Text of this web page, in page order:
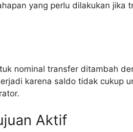
yang perlu dilakukan jika
nominal transfer ditambah
karena saldo tidak cukup
Aktif